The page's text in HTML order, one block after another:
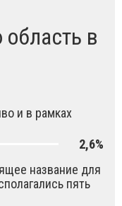
в
и в рамках
2,6%
название для
пять